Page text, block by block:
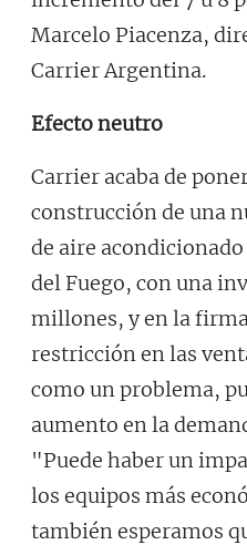
Marcelo Piacenza,
Carrier Argentina.
Efecto neutro
Carrier acaba de
construcción de una
de aire
del Fuego, con una
millones, y en la
restricción en las
como un problema,
aumento en la
"Puede haber un
los equipos más
también esperamos